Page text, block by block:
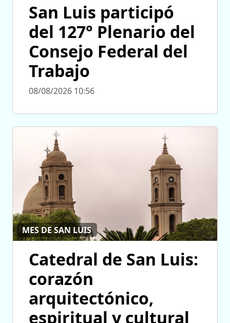
San Luis participó
del 127° Plenario del
Consejo Federal del
Trabajo
08/08/2026 10:56
MES DE SAN LUIS
Catedral de San Luis:
corazón
arquitectónico,
espiritual y cultural